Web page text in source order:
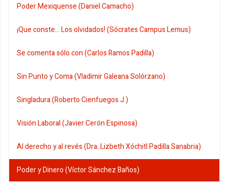
Poder Mexiquense (Daniel Camacho)
¡Que conste... Los olvidados! (Sócrates Campus Lemus)
Se comenta sólo con (Carlos Ramos Padilla)
Sin Punto y Coma (Vladimir Galeana Solórzano)
Singladura (Roberto Cienfuegos J.)
Visión Laboral (Javier Cerón Espinosa)
Al derecho y al revés (Dra. Lizbeth Xóchitl Padilla Sanabria)
Poder y Dinero (Víctor Sánchez Baños)